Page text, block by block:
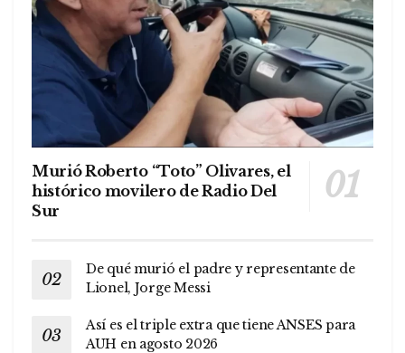
Murió Roberto “Toto” Olivares, el
histórico movilero de Radio Del
Sur
De qué murió el padre y representante de
Lionel, Jorge Messi
Así es el triple extra que tiene ANSES para
AUH en agosto 2026